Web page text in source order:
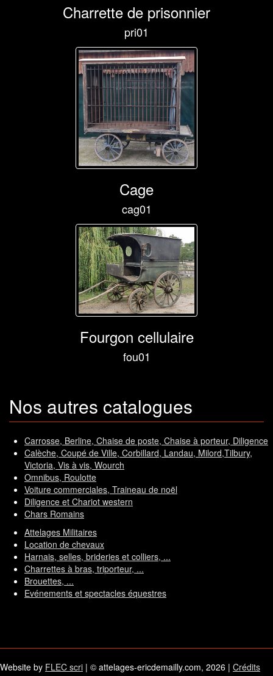
Charrette de prisonnier
pri01
Cage
cag01
Fourgon cellulaire
fou01
Nos autres catalogues
Carrosse, Berline, Chaise de poste, Chaise à porteur, Diligence
Calèche, Coupé de Ville, Corbillard, Landau, Milord,Tilbury,
Victoria, Vis à vis, Wourch
Omnibus, Roulotte
Voiture commerciales, Traineau de noël
Diligence et Chariot western
Chars Romains
Attelages Militaires
Location de chevaux
Harnais, selles, brideries et colliers, ...
Charrettes à bras, triporteur, ...
Brouettes, ...
Evénements et spectacles équestres
Website by FLEC scri | © attelages-ericdemailly.com, 2026 | Crédits